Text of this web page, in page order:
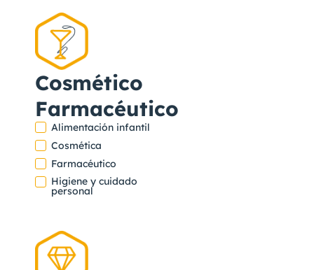
Cosmético
Farmacéutico
Alimentación infantil
Cosmética
Farmacéutico
Higiene y cuidado
personal